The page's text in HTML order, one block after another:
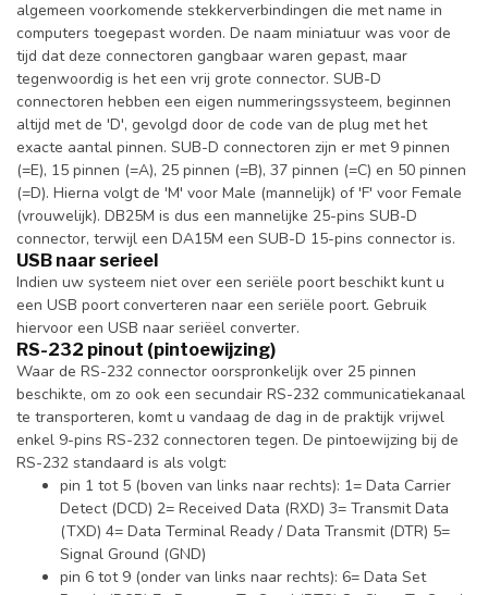
algemeen voorkomende stekkerverbindingen die met name in
computers toegepast worden. De naam miniatuur was voor de
tijd dat deze connectoren gangbaar waren gepast, maar
tegenwoordig is het een vrij grote connector. SUB-D
connectoren hebben een eigen nummeringssysteem, beginnen
altijd met de 'D', gevolgd door de code van de plug met het
exacte aantal pinnen. SUB-D connectoren zijn er met 9 pinnen
(=E), 15 pinnen (=A), 25 pinnen (=B), 37 pinnen (=C) en 50 pinnen
(=D). Hierna volgt de 'M' voor Male (mannelijk) of 'F' voor Female
(vrouwelijk). DB25M is dus een mannelijke 25-pins SUB-D
connector, terwijl een DA15M een SUB-D 15-pins connector is.
USB naar serieel
Indien uw systeem niet over een seriële poort beschikt kunt u
een USB poort converteren naar een seriële poort. Gebruik
hiervoor een USB naar seriëel converter.
RS-232 pinout (pintoewijzing)
Waar de RS-232 connector oorspronkelijk over 25 pinnen
beschikte, om zo ook een secundair RS-232 communicatiekanaal
te transporteren, komt u vandaag de dag in de praktijk vrijwel
enkel 9-pins RS-232 connectoren tegen. De pintoewijzing bij de
RS-232 standaard is als volgt:
pin 1 tot 5 (boven van links naar rechts): 1= Data Carrier
Detect (DCD) 2= Received Data (RXD) 3= Transmit Data
(TXD) 4= Data Terminal Ready / Data Transmit (DTR) 5=
Signal Ground (GND)
pin 6 tot 9 (onder van links naar rechts): 6= Data Set